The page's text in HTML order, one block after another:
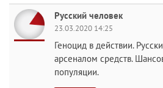
Русский человек
23.03.2020 14:25
Геноцид в действии.
арсеналом средств.
популяции.